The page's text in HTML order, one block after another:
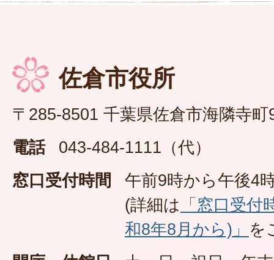
佐倉市役所
〒285-8501 千葉県佐倉市海隣寺町
電話
043-484-1111（代）
窓口受付時間
午前9時から午後4
(詳細は 「窓口受
和8年8月から)」 を